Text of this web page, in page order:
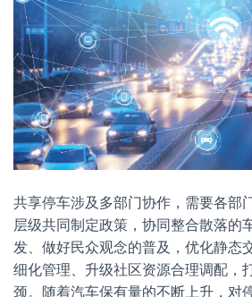
共享停车涉及多部门协作，需要各部
层级共同制定政策，协同整合散落的
发、做好民众观念的普及，优化静态
细化管理、升级社区资源合理调配，
颈。随着汽车保有量的不断上升，对